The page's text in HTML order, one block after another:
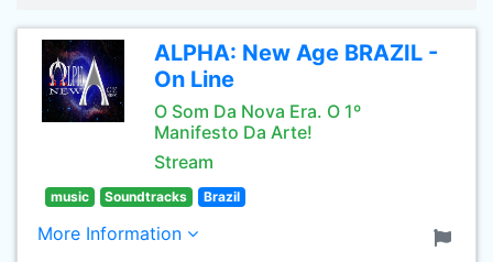
ALPHA: New Age BRAZIL -
On Line
O Som Da Nova Era. O 1º
Manifesto Da Arte!
Stream
music Soundtracks Brazil
More Information